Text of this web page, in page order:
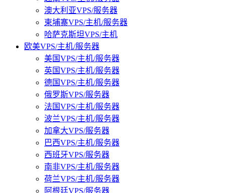
澳大利亚VPS/服务器
柬埔寨VPS/主机/服务器
哈萨克斯坦VPS/主机
欧美VPS/主机/服务器
美国VPS/主机/服务器
英国VPS/主机/服务器
德国VPS/主机/服务器
俄罗斯VPS/服务器
法国VPS/主机/服务器
波兰VPS/主机/服务器
加拿大VPS/服务器
巴西VPS/主机/服务器
西班牙VPS/服务器
南非VPS/主机/服务器
荷兰VPS/主机/服务器
阿根廷VPS/服务器